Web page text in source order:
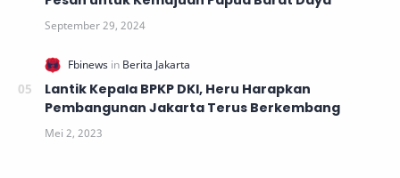
Lantik Kepala BPKP DKI, Heru Harapkan
Pembangunan Jakarta Terus Berkembang